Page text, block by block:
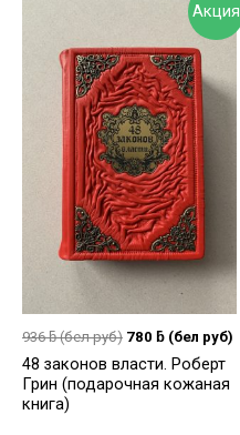
Акция
936ƃ(бел руб) 780 ƃ (бел руб)
48 законов власти. Роберт
Грин (подарочная кожаная
книга)